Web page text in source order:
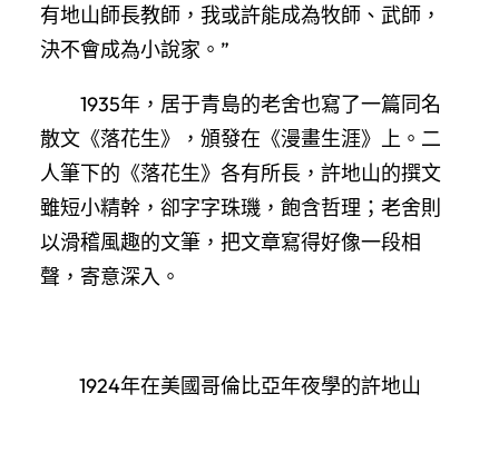
有地山師長教師，我或許能成為牧師、武師，
決不會成為小說家。”
1935年，居于青島的老舍也寫了一篇同名
散文《落花生》，頒發在《漫畫生涯》上。二
人筆下的《落花生》各有所長，許地山的撰文
雖短小精幹，卻字字珠璣，飽含哲理；老舍則
以滑稽風趣的文筆，把文章寫得好像一段相
聲，寄意深入。
1924年在美國哥倫比亞年夜學的許地山